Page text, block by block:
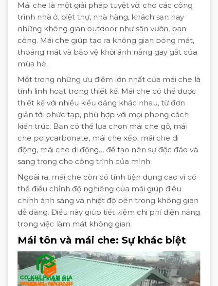
Mái che là một giải pháp tuyệt vời cho các công
trình nhà ở, biệt thự, nhà hàng, khách sạn hay
những không gian outdoor như sân vườn, ban
công. Mái che giúp tạo ra không gian bóng mát,
thoáng mát và bảo vệ khỏi ánh nắng gay gắt của
mùa hè.
Một trong những ưu điểm lớn nhất của mái che là
tính linh hoạt trong thiết kế. Mái che có thể được
thiết kế với nhiều kiểu dáng khác nhau, từ đơn
giản tới phức tạp, phù hợp với mọi phong cách
kiến trúc. Bạn có thể lựa chọn mái che gỗ, mái
che polycarbonate, mái che xếp, mái che di
động, mái che di động… để tạo nên sự độc đáo và
sang trọng cho công trình của mình.
Ngoài ra, mái che còn có tính tiện dụng cao vì có
thể điều chỉnh độ nghiêng của mái giúp điều
chỉnh ánh sáng và nhiệt độ bên trong không gian
dễ dàng. Điều này giúp tiết kiệm chi phí điện năng
trong việc làm mát không gian.
Mái tôn và mái che: Sự khác biệt